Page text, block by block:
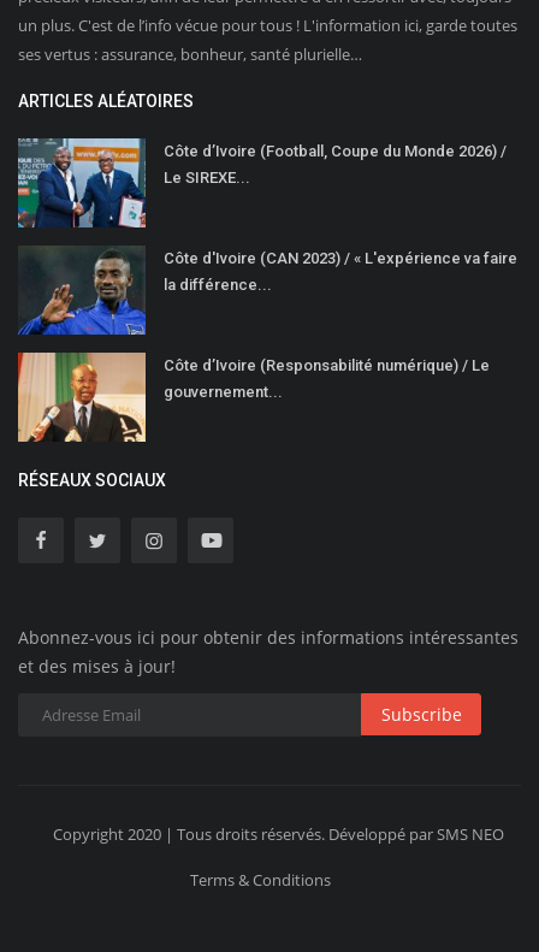
un plus. C'est de l’info vécue pour tous ! L'information ici, garde toutes
ses vertus : assurance, bonheur, santé plurielle…
ARTICLES ALÉATOIRES
Côte d’Ivoire (Football, Coupe du Monde 2026) /
Le SIREXE...
Côte d'Ivoire (CAN 2023) / « L'expérience va faire
la différence...
Côte d’Ivoire (Responsabilité numérique) / Le
gouvernement...
RÉSEAUX SOCIAUX
Abonnez-vous ici pour obtenir des informations intéressantes
et des mises à jour!
Subscribe
Copyright 2020 | Tous droits réservés. Développé par SMS NEO
Terms & Conditions